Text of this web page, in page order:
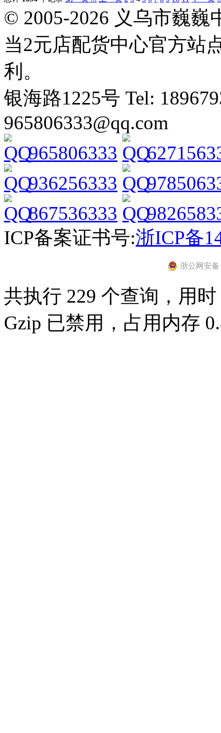
© 2005-2026 义乌市巍
当2元店配货中心官方站
利。
银海路1225号 Tel:
965806333@qq.com
965806333
936256333
867536333
ICP备案证书号:浙ICP备
浙公网安备
共执行 229 个查询，用
Gzip 已禁用，占用内存